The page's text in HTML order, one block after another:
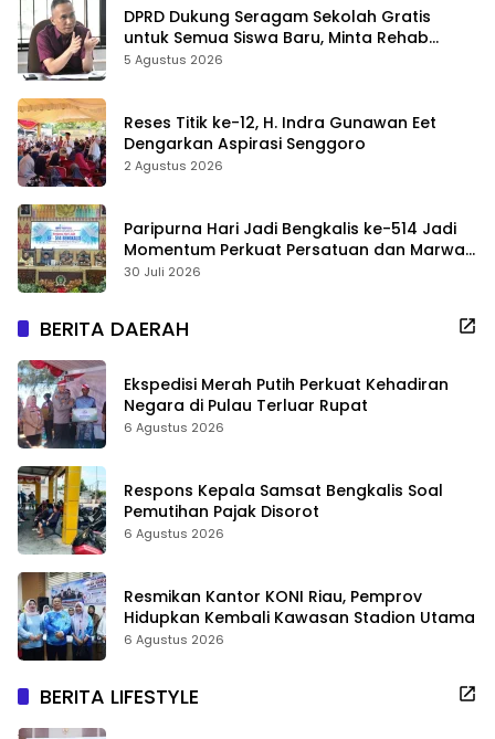
DPRD Dukung Seragam Sekolah Gratis
untuk Semua Siswa Baru, Minta Rehab
Sekolah Jangan Dikurangi
5 Agustus 2026
Reses Titik ke-12, H. Indra Gunawan Eet
Dengarkan Aspirasi Senggoro
2 Agustus 2026
Paripurna Hari Jadi Bengkalis ke-514 Jadi
Momentum Perkuat Persatuan dan Marwah
Negeri
30 Juli 2026
BERITA DAERAH
Ekspedisi Merah Putih Perkuat Kehadiran
Negara di Pulau Terluar Rupat
6 Agustus 2026
Respons Kepala Samsat Bengkalis Soal
Pemutihan Pajak Disorot
6 Agustus 2026
Resmikan Kantor KONI Riau, Pemprov
Hidupkan Kembali Kawasan Stadion Utama
6 Agustus 2026
BERITA LIFESTYLE